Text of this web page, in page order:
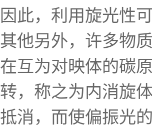
因此，利用旋光性
其他另外，许多物
在互为对映体的碳原
转，称之为内消旋
抵消，而使偏振光